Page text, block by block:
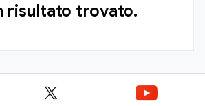
risultato trovato.